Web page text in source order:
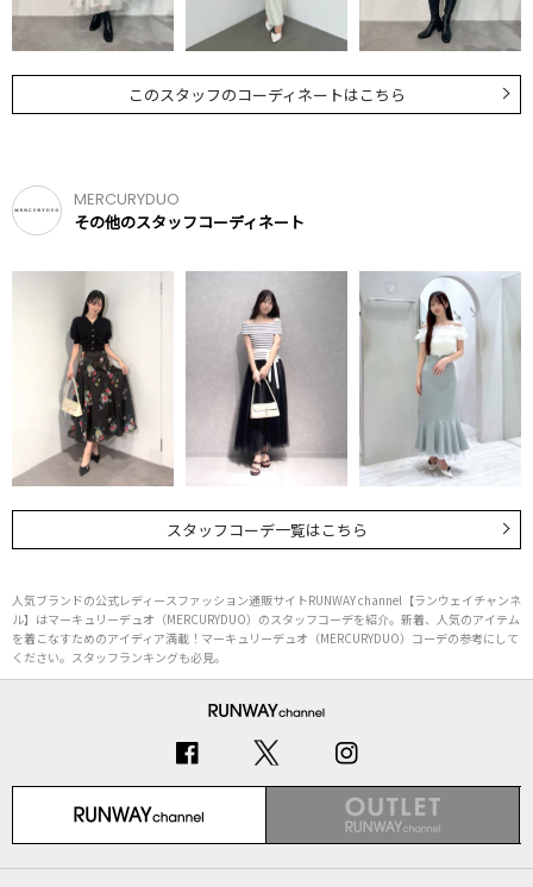
このスタッフのコーディネートはこちら
MERCURYDUO
その他のスタッフコーディネート
スタッフコーデ一覧はこちら
人気ブランドの公式レディースファッション通販サイトRUNWAY channel【ランウェイチャンネ
ル】はマーキュリーデュオ（MERCURYDUO）のスタッフコーデを紹介。新着、人気のアイテム
を着こなすためのアイディア満載！マーキュリーデュオ（MERCURYDUO）コーデの参考にして
ください。スタッフランキングも必見。